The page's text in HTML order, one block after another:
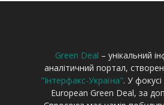
Green Deal – унікальний
аналітичний портал,
"Інтерфакс-Україна". У
European Green Deal, за